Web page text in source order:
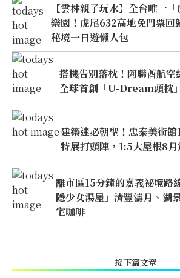
【雲林親子玩水】全台唯一
樂園！虎尾632高地免門票回
秘境一日遊懶人包
搭機告別落枕！阿聯酋航空
全球首創「U-Dream頭枕
建築迷必朝聖！忠泰美術
特展打頭陣，1:5大屋根8
離市區15分鐘的嘉義祕境路
隱少女湯屋」清豐濤月、湖
宅咖啡
接下篇文章